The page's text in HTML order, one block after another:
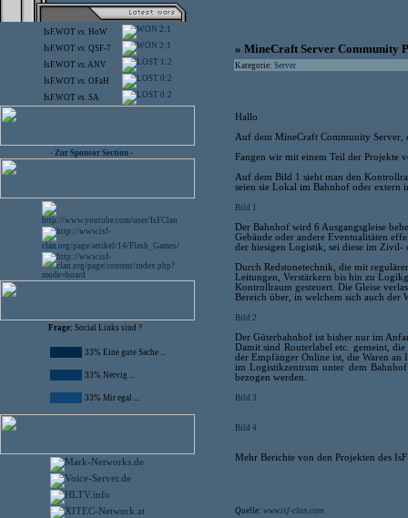
IsF.WOT vs. HoW 2:1
IsF.WOT vs. QSF-7 2:1
IsF.WOT vs.ANV 1:2
IsF.WOT vs. OFaH 0:2
IsF.WOT vs. SA 0:2
- Zur Sponsor Section -
Frage: Social Links sind ?
33% Eine gute Sache ...
33% Nervig ...
33% Mir egal ...
» MineCraft Server Community
Kategorie: Server
Hallo
Auf dem MineCraft Community Server,
Fangen wir mit einem Teil der Projekte
Auf dem Bild 1 sieht man den
seien sie Lokal im Bahnhof oder extern
Bild 1
Der Bahnhof wird 6 Ausgangsgleise
Gebäude oder andere Eventualitäten
der hiesigen Logistik, sei diese im Zivil-
Durch Redstonetechnik, die mit
Leitungen, Verstärkern bis hin zu
Kontrollraum gesteuert. Die Gleise
Bereich über, in welchem sich auch der
Bild 2
Der Güterbahnhof ist bisher nur im
Damit sind Routerlabel etc. gemeint,
der Empfänger Online ist, die Waren an
im Logistikzentrum unter dem
bezogen werden.
Bild 3
Bild 4
Mehr Berichte von den Projekten des
Quelle: www.isf-clan.com